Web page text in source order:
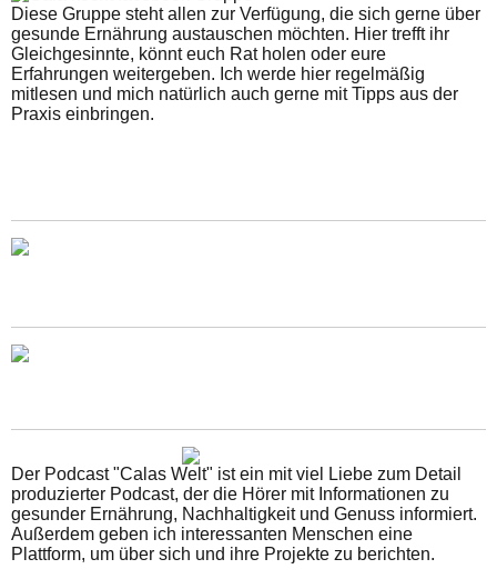
Diese Gruppe steht allen zur Verfügung, die sich gerne über
gesunde Ernährung austauschen möchten. Hier trefft ihr
Gleichgesinnte, könnt euch Rat holen oder eure
Erfahrungen weitergeben. Ich werde hier regelmäßig
mitlesen und mich natürlich auch gerne mit Tipps aus der
Praxis einbringen.
Der Podcast "Calas Welt" ist ein mit viel Liebe zum Detail
produzierter Podcast, der die Hörer mit Informationen zu
gesunder Ernährung, Nachhaltigkeit und Genuss informiert.
Außerdem geben ich interessanten Menschen eine
Plattform, um über sich und ihre Projekte zu berichten.